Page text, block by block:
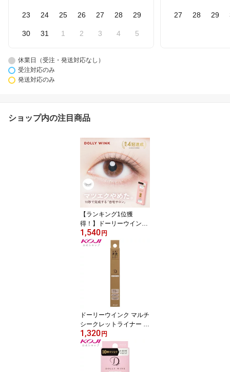
23 24 25 26 27 28 29
30 31 1 2 3 4 5
27 28 29
休業日（受注・発送対応なし）
受注対応のみ
発送対応のみ
ショップ内の注目商品
【ランキング1位獲
得！】ドーリーウインク
公式 つけまつげ ナチュ
ラル サロンアイラッシュ
束感 アイメイク 全12種
2セット DollyWink
1,540円
ドーリーウインク マルチ
シークレットライナー コ
スメ メイク アイライン
1,320円